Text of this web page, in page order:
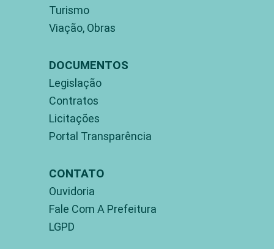
Turismo
Viação, Obras
DOCUMENTOS
Legislação
Contratos
Licitações
Portal Transparência
CONTATO
Ouvidoria
Fale Com A Prefeitura
LGPD